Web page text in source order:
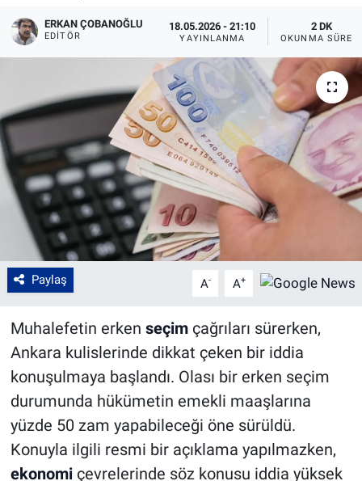
ERKAN ÇOBANOĞLU
EDITÖR
18.05.2026 - 21:10
YAYINLANMA
2 DK
OKUNMA SÜRESI
Paylaş A- A+
Muhalefetin erken seçimçağrıları sürerken,
Ankara kulislerinde dikkat çeken bir iddia
konuşulmaya başlandı. Olası bir erken seçim
durumunda hükümetin emekli maaşlarına
yüzde 50 zam yapabileceği öne sürüldü.
Konuyla ilgili resmi bir açıklama yapılmazken,
ekonomiçevrelerinde söz konusu iddia yüksek